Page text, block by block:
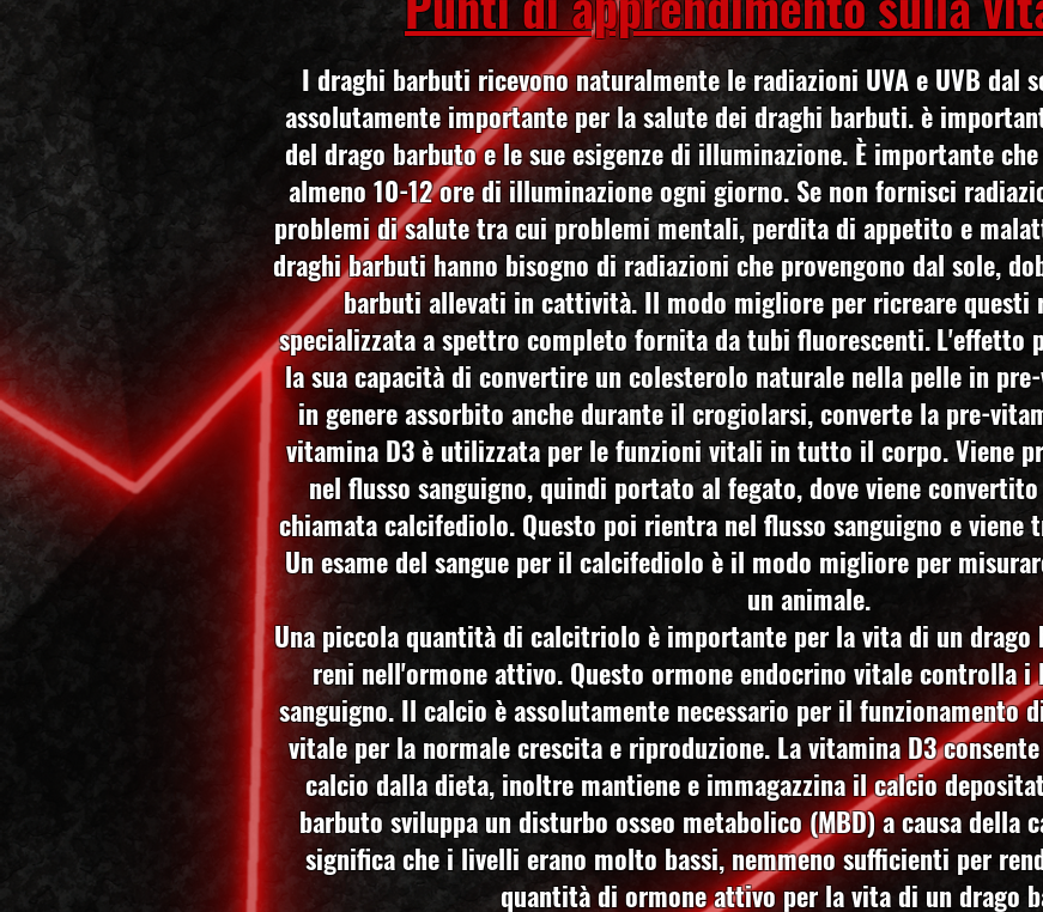
I draghi barbuti ricevono naturalmente le radiazioni UVA e UVB dal
assolutamente importante per la salute dei draghi barbuti. è
del drago barbuto e le sue esigenze di illuminazione. È importante
almeno 10-12 ore di illuminazione ogni giorno. Se non fornisci
problemi di salute tra cui problemi mentali, perdita di appetito e
draghi barbuti hanno bisogno di radiazioni che provengono dal sole,
barbuti allevati in cattività. Il modo migliore per ricreare questi
specializzata a spettro completo fornita da tubi fluorescenti. L'effetto
la sua capacità di convertire un colesterolo naturale nella pelle in
in genere assorbito anche durante il crogiolarsi, converte la pre-
vitamina D3 è utilizzata per le funzioni vitali in tutto il corpo. Viene
nel flusso sanguigno, quindi portato al fegato, dove viene
chiamata calcifediolo. Questo poi rientra nel flusso sanguigno e
Un esame del sangue per il calcifediolo è il modo migliore per
un animale.
Una piccola quantità di calcitriolo è importante per la vita di un drago
reni nell'ormone attivo. Questo ormone endocrino vitale controlla
sanguigno. Il calcio è assolutamente necessario per il funzionamento
vitale per la normale crescita e riproduzione. La vitamina D3
calcio dalla dieta, inoltre mantiene e immagazzina il calcio
barbuto sviluppa un disturbo osseo metabolico (MBD) a causa della
significa che i livelli erano molto bassi, nemmeno sufficienti per
quantità di ormone attivo per la vita di un drago